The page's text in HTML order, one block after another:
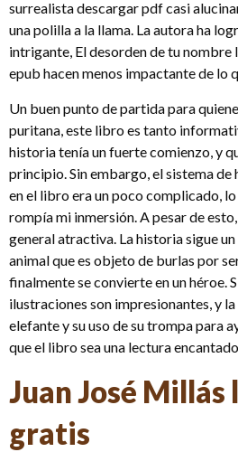
surrealista descargar pdf casi
una polilla a la llama. La autora ha
intrigante, El desorden de tu
epub hacen menos impactante de lo
Un buen punto de partida para
puritana, este libro es tanto
historia tenía un fuerte comienzo, y
principio. Sin embargo, el sistema
en el libro era un poco complicado,
rompía mi inmersión. A pesar de
general atractiva. La historia sigue
animal que es objeto de burlas por
finalmente se convierte en un héroe.
ilustraciones son impresionantes, y
elefante y su uso de su trompa para
que el libro sea una lectura
Juan José
gratis